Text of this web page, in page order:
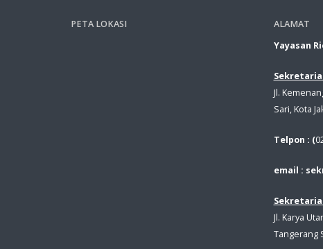
PETA LOKASI
ALAMAT
Yayasan
Jl.
Sari, Kota
Telpon : (
email :
Jl. Karya
Tangerang